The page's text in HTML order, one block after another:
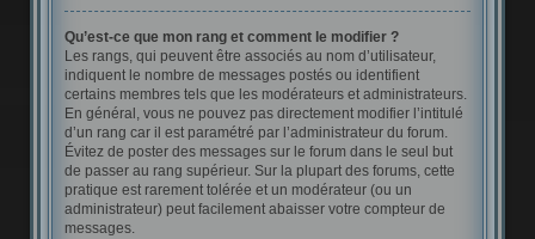
Qu’est-ce que mon rang et comment le modifier ?
Les rangs, qui peuvent être associés au nom d’utilisateur,
indiquent le nombre de messages postés ou identifient
certains membres tels que les modérateurs et administrateurs.
En général, vous ne pouvez pas directement modifier l’intitulé
d’un rang car il est paramétré par l’administrateur du forum.
Évitez de poster des messages sur le forum dans le seul but
de passer au rang supérieur. Sur la plupart des forums, cette
pratique est rarement tolérée et un modérateur (ou un
administrateur) peut facilement abaisser votre compteur de
messages.